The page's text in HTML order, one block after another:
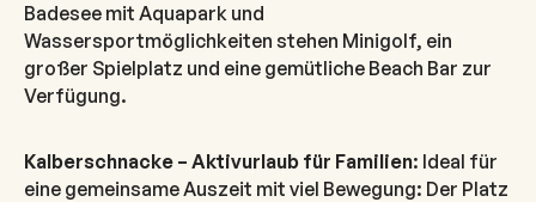
Badesee mit Aquapark und
Wassersportmöglichkeiten stehen Minigolf, ein
großer Spielplatz und eine gemütliche Beach Bar zur
Verfügung.
Kalberschnacke – Aktivurlaub für Familien: Ideal für
eine gemeinsame Auszeit mit viel Bewegung: Der Platz